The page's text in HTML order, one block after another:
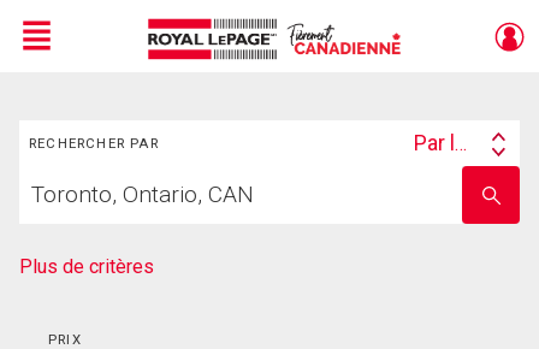
Menu
RECHERCHER PAR
Search
Par lieu
votre
nom
Plus de critères
PRIX